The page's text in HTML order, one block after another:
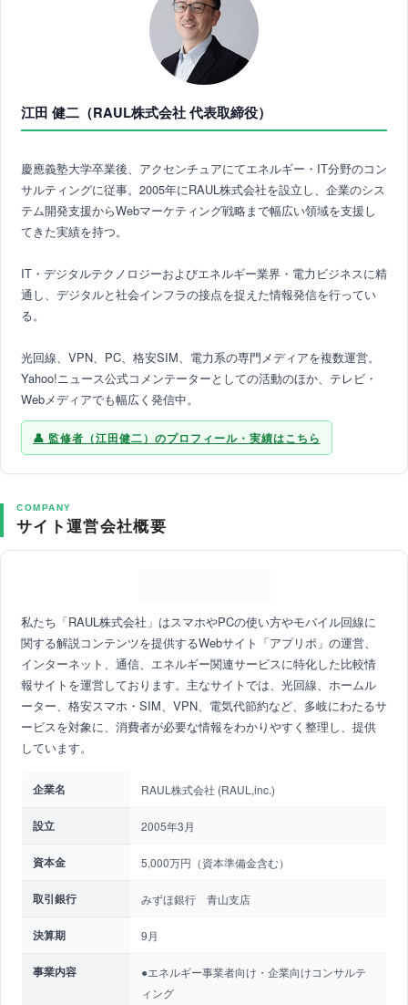
江田 健二（RAUL株式会社 代表取締役）
慶應義塾大学卒業後、アクセンチュアにてエネルギー・IT分野のコン
サルティングに従事。2005年にRAUL株式会社を設立し、企業のシス
テム開発支援からWebマーケティング戦略まで幅広い領域を支援し
てきた実績を持つ。
IT・デジタルテクノロジーおよびエネルギー業界・電力ビジネスに精
通し、デジタルと社会インフラの接点を捉えた情報発信を行ってい
る。
光回線、VPN、PC、格安SIM、電力系の専門メディアを複数運営。
Yahoo!ニュース公式コメンテーターとしての活動のほか、テレビ・
Webメディアでも幅広く発信中。
監修者（江田健二）のプロフィール・実績はこちら
COMPANY
サイト運営会社概要
私たち「RAUL株式会社」はスマホやPCの使い方やモバイル回線に
関する解説コンテンツを提供するWebサイト「アプリポ」の運営、
インターネット、通信、エネルギー関連サービスに特化した比較情
報サイトを運営しております。主なサイトでは、光回線、ホームル
ーター、格安スマホ・SIM、VPN、電気代節約など、多岐にわたるサ
ービスを対象に、消費者が必要な情報をわかりやすく整理し、提供
しています。
企業名 RAUL株式会社 (RAUL,inc.)
設立 2005年3月
資本金 5,000万円（資本準備金含む）
取引銀行 みずほ銀行 青山支店
決算期 9月
事業内容
●エネルギー事業者向け・企業向けコンサルテ
ィング